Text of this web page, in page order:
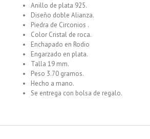
Anillo de plata 925.
Diseño doble Alianza.
Piedra de Circonios .
Color Cristal de roca.
Enchapado en Rodio
Engarzado en plata.
Talla 19 mm.
Peso 3.70 gramos.
Hecho a mano.
Se entrega con bolsa de regalo.